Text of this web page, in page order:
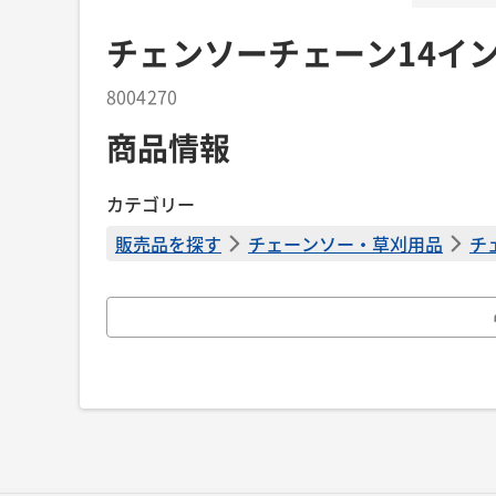
チェンソーチェーン14イ
8004270
商品情報
カテゴリー
販売品を探す
チェーンソー・草刈用品 チ